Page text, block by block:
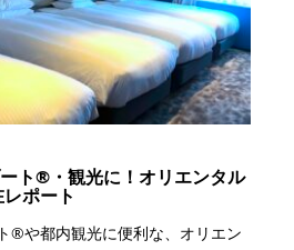
ト®︎・観光に！オリエンタル
ポート
®︎や都内観光に便利な、オリエン